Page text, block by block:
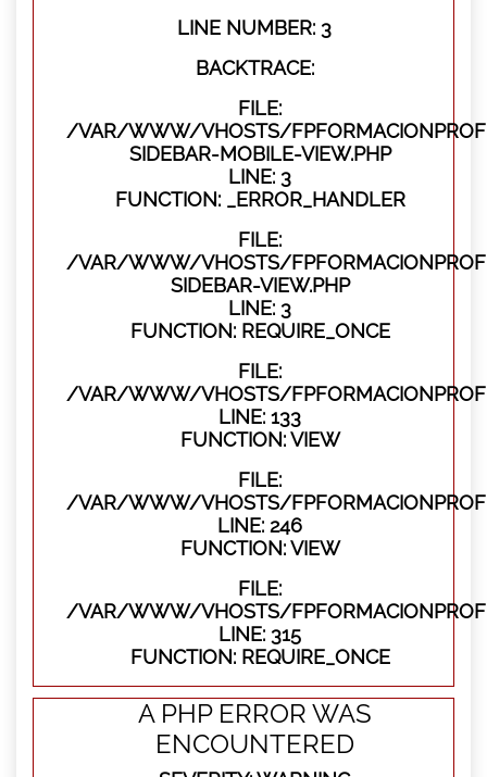
LINE NUMBER: 3
BACKTRACE:
FILE:
/VAR/WWW/VHOSTS/
SIDEBAR-MOBILE-VIEW.PHP
LINE: 3
FUNCTION: _ERROR_HANDLER
FILE:
/VAR/WWW/VHOSTS/
SIDEBAR-VIEW.PHP
LINE: 3
FUNCTION: REQUIRE_ONCE
FILE:
/VAR/WWW/VHOSTS/
LINE: 133
FUNCTION: VIEW
FILE:
/VAR/WWW/VHOSTS/
LINE: 246
FUNCTION: VIEW
FILE:
/VAR/WWW/VHOSTS/
LINE: 315
FUNCTION: REQUIRE_ONCE
A PHP ERROR WAS
ENCOUNTERED